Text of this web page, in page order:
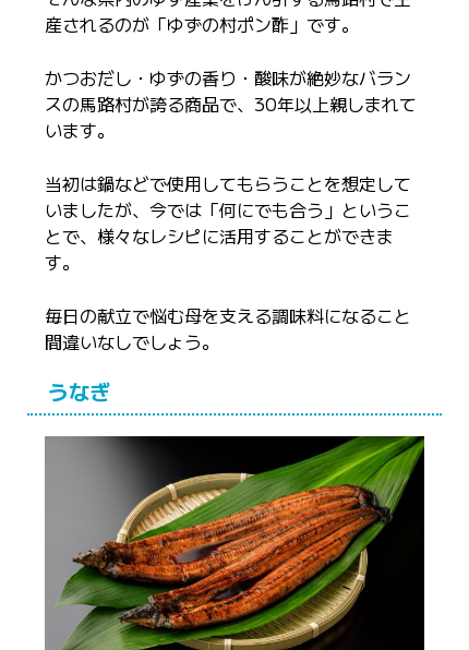
産されるのが「ゆずの村ポン酢」です。
かつおだし・ゆずの香り・酸味が絶妙なバラン
スの馬路村が誇る商品で、30年以上親しまれて
います。
当初は鍋などで使用してもらうことを想定して
いましたが、今では「何にでも合う」というこ
とで、様々なレシピに活用することができま
す。
毎日の献立で悩む母を支える調味料になること
間違いなしでしょう。
うなぎ